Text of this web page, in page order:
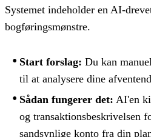
Systemet indeholder en AI-
bogføringsmønstre.
Start forslag: Du kan
til at analysere dine
Sådan fungerer det: AI'en
og transaktionsbeskrivelsen
sandsynlige konto fra din